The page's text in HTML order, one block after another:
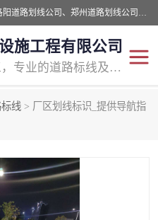
周口中为交通设施工程有限公司是一家洛阳道路划线公司、郑州道路划线公司、平顶山道路车位划线公司、开封车位划线公司、许昌道路车位划线公司、漯河道路车位划线公司，公司始终坚持“诚信、匠心、专注”的宗旨；我们的经营理念是：的服务。
施工程有限公司
专注道路标线施工，专业的道路标线及交通设施施工服务商!
线 > 厂区划线标识_提供导航指
马路标线
道路划线